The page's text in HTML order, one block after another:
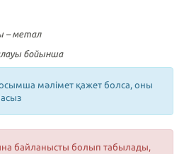
– метал
бойынша
мәлімет қажет болса, оны
байланысты болып табылады,